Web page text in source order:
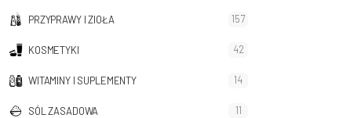
PRZYPRAWY I ZIOŁA 157
KOSMETYKI 42
WITAMINY I SUPLEMENTY 14
SÓL ZASADOWA 11